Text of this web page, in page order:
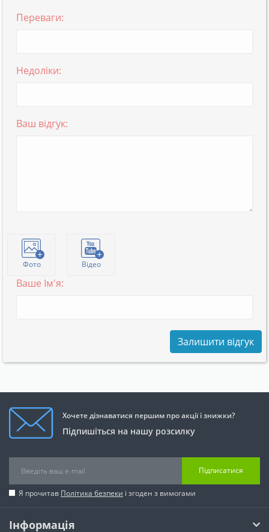
Переваги:
Недоліки:
Ваш відгук:
Фото Відео
Ваше Ім'я:
Залишити відгук
Хочете дізнаватися першим про акції і знижки?
Підпишіться на нашу розсилку
Підписатися
Я прочитав Політика безпеки і згоден з вимогами
Інформація